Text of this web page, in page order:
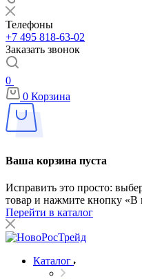
Телефоны
+7 495 818-63-02
Заказать звонок
0
0 Корзина
Ваша корзина пуста
Исправить это просто:
товар и нажмите кнопку «В
Перейти в каталог
Каталог